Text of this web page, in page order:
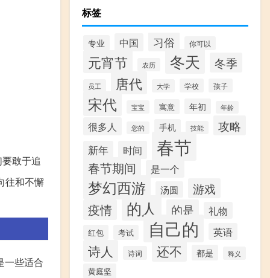
敢于追
往和不懈
一些适合
标签
专业 中国 习俗 你可以
元宵节 农历 冬天 冬季
员工 唐代 大学 学校 孩子
宋代 宝宝 寓意 年初 年龄
很多人 您的 手机 技能 攻略
新年 时间 春节
春节期间 是一个
梦幻西游 汤圆 游戏
疫情 的人 的是 礼物
红包 考试 自己的 英语
诗人 诗词 还不 都是 释义
黄庭坚